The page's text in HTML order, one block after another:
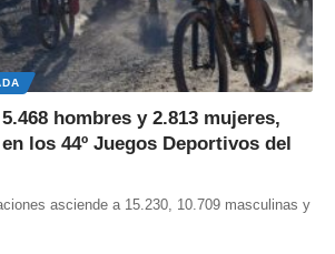
hombres y 2.813 mujeres,
los 44º Juegos Deportivos del
asciende a 15.230, 10.709 masculinas y